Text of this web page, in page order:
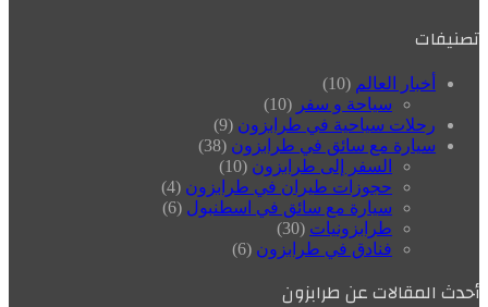
تصنيفات
أخبار العالم (10)
سياحة و سفر (10)
رحلات سياحية في طرابزون (9)
سيارة مع سائق في طرابزون (38)
السفر إلى طرابزون (10)
حجوزات طيران في طرابزون (4)
سيارة مع سائق في اسطنبول (6)
طرابزونيات (30)
فنادق في طرابزون (6)
أحدث المقالات عن طرابزون